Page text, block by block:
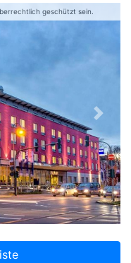
geschützt sein.